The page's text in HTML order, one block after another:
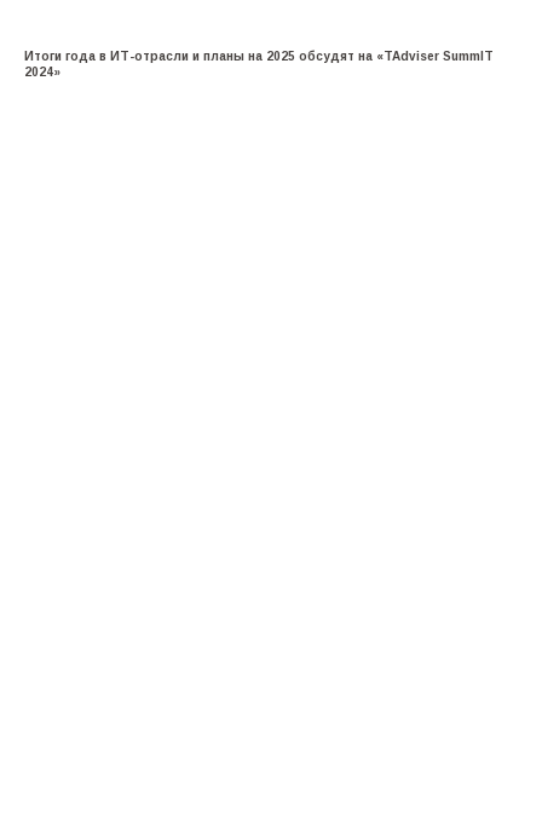
Итоги года в ИТ-отрасли и планы на 2025 обсудят на «TAdviser SummIT
2024»